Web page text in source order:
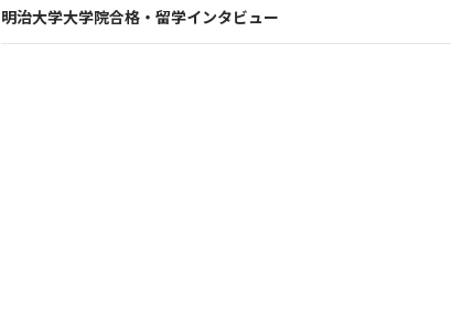
明治大学大学院合格・留学インタビュー